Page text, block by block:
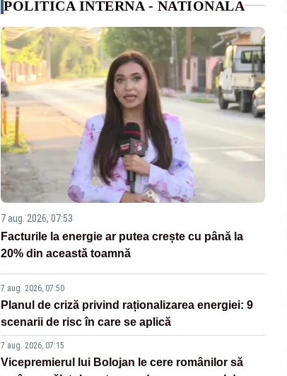
POLITICA INTERNA - NATIONALA
7 aug. 2026, 07:53
Facturile la energie ar putea crește cu până la
20% din această toamnă
7 aug. 2026, 07:50
Planul de criză privind raționalizarea energiei: 9
scenarii de risc în care se aplică
7 aug. 2026, 07:15
Vicepremierul lui Bolojan le cere românilor să